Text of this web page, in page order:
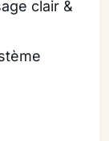
clair &